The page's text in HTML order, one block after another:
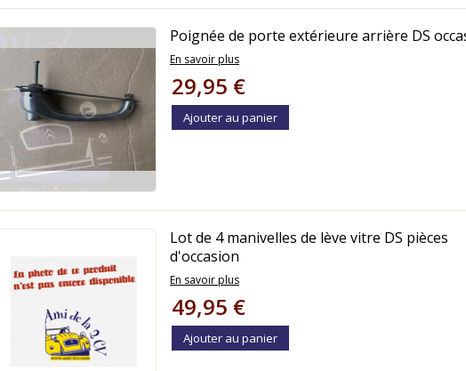
Poignée de porte extérieure arrière DS
En savoir plus
29,95 €
Ajouter au panier
Lot de 4 manivelles de lève vitre DS pièces
d'occasion
En savoir plus
49,95 €
Ajouter au panier